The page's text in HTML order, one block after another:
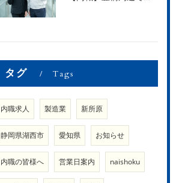
タグ Tags
内職求人 製造業 新所原
静岡県湖西市 愛知県 お知らせ
内職の皆様へ 営業日案内 naishoku